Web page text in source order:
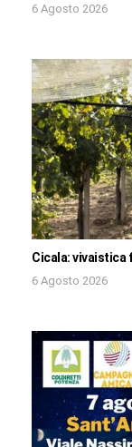
6 Agosto 2026
Cicala: vivaistica
6 Agosto 2026